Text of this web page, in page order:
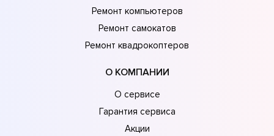
Ремонт компьютеров
Ремонт самокатов
Ремонт квадрокоптеров
О КОМПАНИИ
О сервисе
Гарантия сервиса
Акции